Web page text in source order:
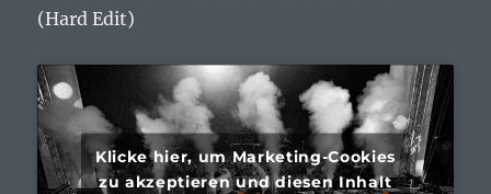
(Hard Edit)
Klicke hier, um Marketing-Cookies
zu akzeptieren und diesen Inhalt